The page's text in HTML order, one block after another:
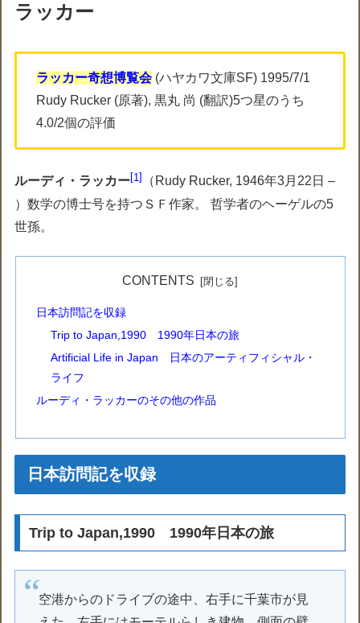
ラッカー
ラッカー奇想博覧会(ハヤカワ文庫SF) 1995/7/1
Rudy Rucker (原著), 黒丸 尚 (翻訳)5つ星のうち
4.0/2個の評価
ルーディ・ラッカー 1
（Rudy Rucker, 1946年3月22日 –
）数学の博士号を持つＳＦ作家。 哲学者のヘーゲルの5
世孫。
CONTENTS
日本訪問記を収録
Trip to Japan,1990 1990年日本の旅
Artificial Life in Japan 日本のアーティフィシャル・
ライフ
ルーディ・ラッカーのその他の作品
日本訪問記を収録
Trip to Japan,1990 1990年日本の旅
空港からのドライブの途中、右手に千葉市が見